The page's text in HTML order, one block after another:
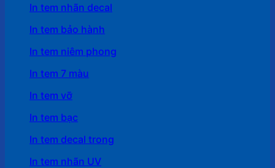
In tem nhãn decal
In tem bảo hành
In tem niêm phong
In tem 7 màu
In tem vỡ
In tem bạc
In tem decal trong
In tem nhãn UV